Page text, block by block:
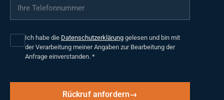
Ihre Telefonnummer
Ich habe die Datenschutzerklärung gelesen und bin mit
der Verarbeitung meiner Angaben zur Bearbeitung der
Anfrage einverstanden. *
Rückruf anfordern